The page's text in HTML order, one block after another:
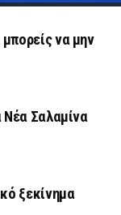
να μην
Νέα Σαλαμίνα
ξεκίνημα